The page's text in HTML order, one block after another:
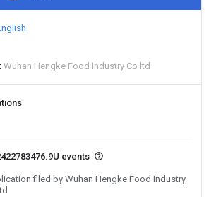
Wuhan Hengke Food Industry Co ltd
events
filed by Wuhan Hengke Food Industry